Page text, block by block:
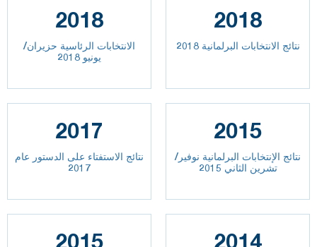
2018
الانتخابات الرئاسية حزيران/
يونيو 2018
2018
نتائج الانتخابات البرلمانية 2018
2017
نتائج الاستفتاء على الدستور عام
2017
2015
نتائج الإنتخابات البرلمانية نوفير/
تشرين الثاني 2015
2015 2014